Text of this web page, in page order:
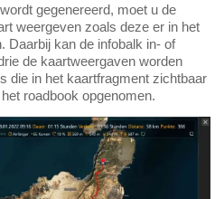
gegenereerd, moet u de
weergeven zoals deze er in het
Daarbij kan de infobalk in- of
de kaartweergaven worden
die in het kaartfragment zichtbaar
roadbook opgenomen.